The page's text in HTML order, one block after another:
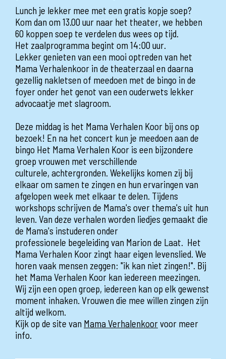
Lunch je lekker mee met een gratis kopje soep?
Kom dan om 13.00 uur naar het theater, we hebben
60 koppen soep te verdelen dus wees op tijd.
Het zaalprogramma begint om 14:00 uur.
Lekker genieten van een mooi optreden van het
Mama Verhalenkoor in de theaterzaal en daarna
gezellig nakletsen of meedoen met de bingo in de
foyer onder het genot van een ouderwets lekker
advocaatje met slagroom.
Deze middag is het Mama Verhalen Koor bij ons op
bezoek! En na het concert kun je meedoen aan de
bingo Het Mama Verhalen Koor is een bijzondere
groep vrouwen met verschillende
culturele, achtergronden. Wekelijks komen zij bij
elkaar om samen te zingen en hun ervaringen van
afgelopen week met elkaar te delen. Tijdens
workshops schrijven de Mama's over thema's uit hun
leven. Van deze verhalen worden liedjes gemaakt die
de Mama's instuderen onder
professionele begeleiding van Marion de Laat. Het
Mama Verhalen Koor zingt haar eigen levenslied. We
horen vaak mensen zeggen: "ik kan niet zingen!". Bij
het Mama Verhalen Koor kan iedereen meezingen.
Wij zijn een open groep, iedereen kan op elk gewenst
moment inhaken. Vrouwen die mee willen zingen zijn
altijd welkom.
Kijk op de site van Mama Verhalenkoorvoor meer
info.